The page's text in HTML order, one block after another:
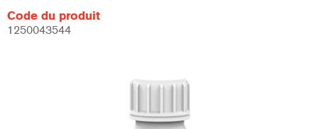
Code du produit
1250043544